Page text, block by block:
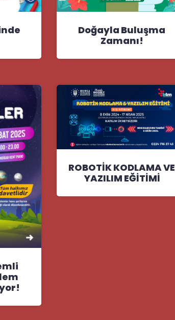
Doğayla Buluşma
Zamanı!
ROBOTİK KODLAMA VE
YAZILIM EĞİTİMİ